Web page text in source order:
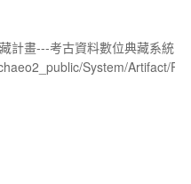
計畫---考古資料數位典藏系統
System/Artifact/